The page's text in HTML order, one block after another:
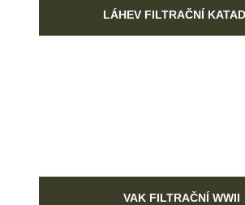
LÁHEV FILTRAČNÍ
VAK FILTRAČNÍ WWII